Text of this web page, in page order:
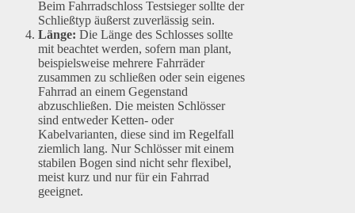
Beim Fahrradschloss Testsieger sollte der
Schließtyp äußerst zuverlässig sein.
Länge: Die Länge des Schlosses sollte
mit beachtet werden, sofern man plant,
beispielsweise mehrere Fahrräder
zusammen zu schließen oder sein eigenes
Fahrrad an einem Gegenstand
abzuschließen. Die meisten Schlösser
sind entweder Ketten- oder
Kabelvarianten, diese sind im Regelfall
ziemlich lang. Nur Schlösser mit einem
stabilen Bogen sind nicht sehr flexibel,
meist kurz und nur für ein Fahrrad
geeignet.